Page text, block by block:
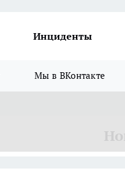
Инциденты
Мы в ВКонтакте